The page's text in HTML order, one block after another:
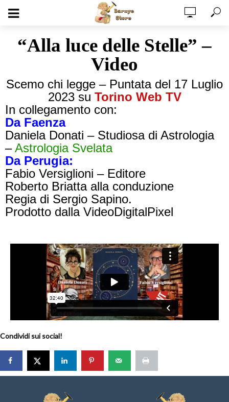
“Alla luce delle Stelle” –
Video
Scemo chi legge –Puntata del 17 Luglio
2023 su Torino Web TV
In collegamento con:
Da Faenza
Daniela Donati – Studiosa di Astrologia
–Astrologia Svelata
Da Perugia:
Fabio Versiglioni – Editore
Roberto Briatta alla conduzione
Regia di Sergio Sapino.
Prodotto dalla VideoDigitalPixel
Condividi sui social!